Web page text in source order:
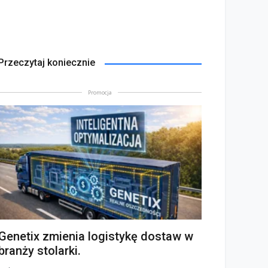
koniecznie
Promocja
zmienia logistykę dostaw w
stolarki.